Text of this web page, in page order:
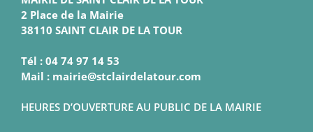
2 Place de la Mairie
38110 SAINT CLAIR DE LA TOUR
Tél : 04 74 97 14 53
Mail : mairie@stclairdelatour.com
HEURES D’OUVERTURE AU PUBLIC DE LA MAIRIE